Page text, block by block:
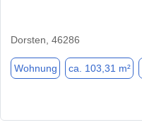
Dorsten, 46286
Wohnung ca. 103,31 m²